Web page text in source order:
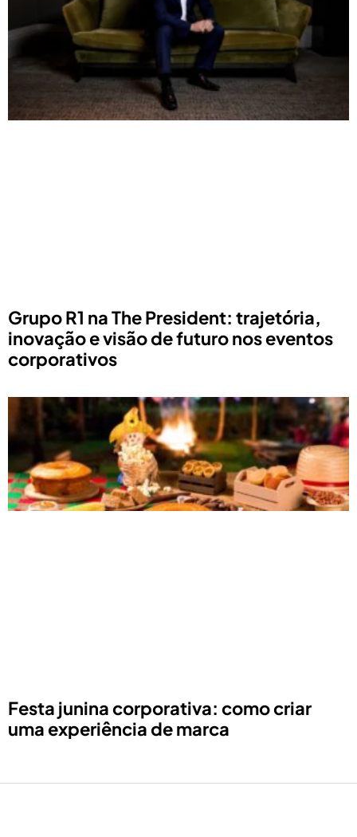
Grupo R1 na The President: trajetória,
inovação e visão de futuro nos eventos
corporativos
Festa junina corporativa: como criar
uma experiência de marca